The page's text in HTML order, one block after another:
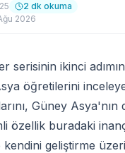
2 dk okuma
2026
serisinin ikinci
öğretilerini
Güney Asya'nın
özellik buradaki
kendini geliştirme